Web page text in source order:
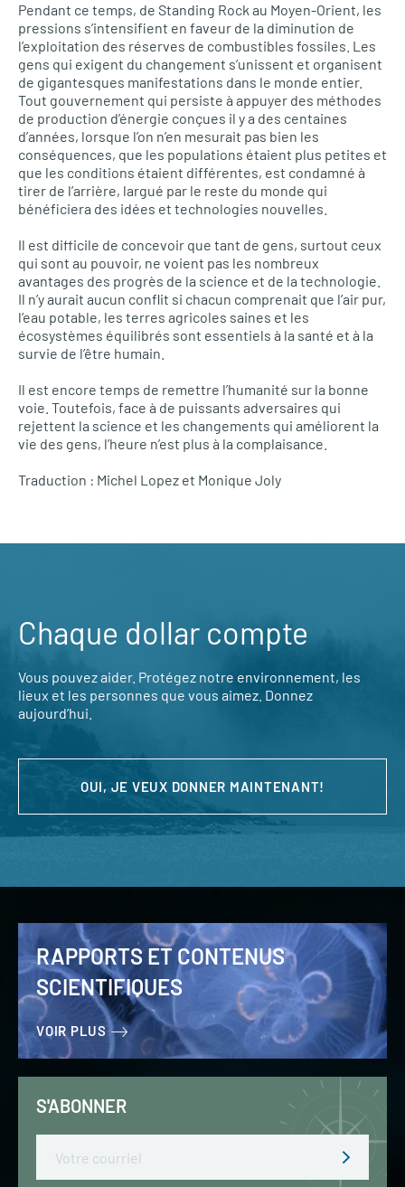
Pendant ce temps, de Standing Rock au Moyen-Orient, les
pressions s’intensifient en faveur de la diminution de
l’exploitation des réserves de combustibles fossiles. Les
gens qui exigent du changement s’unissent et organisent
de gigantesques manifestations dans le monde entier.
Tout gouvernement qui persiste à appuyer des méthodes
de production d’énergie conçues il y a des centaines
d’années, lorsque l’on n’en mesurait pas bien les
conséquences, que les populations étaient plus petites et
que les conditions étaient différentes, est condamné à
tirer de l’arrière, largué par le reste du monde qui
bénéficiera des idées et technologies nouvelles.
Il est difficile de concevoir que tant de gens, surtout ceux
qui sont au pouvoir, ne voient pas les nombreux
avantages des progrès de la science et de la technologie.
Il n’y aurait aucun conflit si chacun comprenait que l’air pur,
l’eau potable, les terres agricoles saines et les
écosystèmes équilibrés sont essentiels à la santé et à la
survie de l’être humain.
Il est encore temps de remettre l’humanité sur la bonne
voie. Toutefois, face à de puissants adversaires qui
rejettent la science et les changements qui améliorent la
vie des gens, l’heure n’est plus à la complaisance.
Traduction : Michel Lopez et Monique Joly
Chaque dollar compte
Vous pouvez aider. Protégez notre environnement, les
lieux et les personnes que vous aimez. Donnez
aujourd’hui.
OUI, JE VEUX DONNER MAINTENANT!
RAPPORTS ET CONTENUS
SCIENTIFIQUES
VOIR PLUS
S'ABONNER